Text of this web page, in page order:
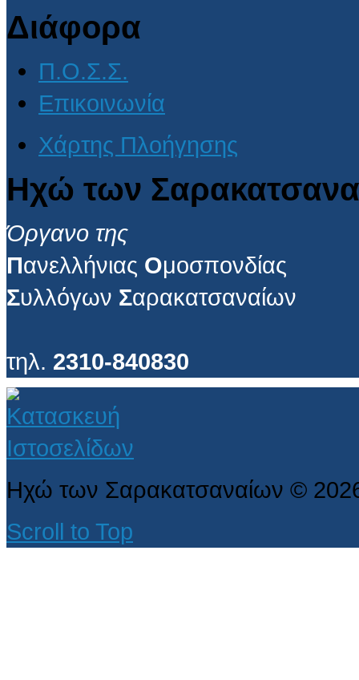
Διάφορα
Π.Ο.Σ.Σ.
Επικοινωνία
Χάρτης Πλοήγησης
Ηχώ των
Όργανο της
Πανελλήνιας Ομοσπονδίας
Συλλόγων Σαρακατσαναίων
τηλ. 2310-840830
Ηχώ των Σαρακατσαναίων ©
Scroll to Top